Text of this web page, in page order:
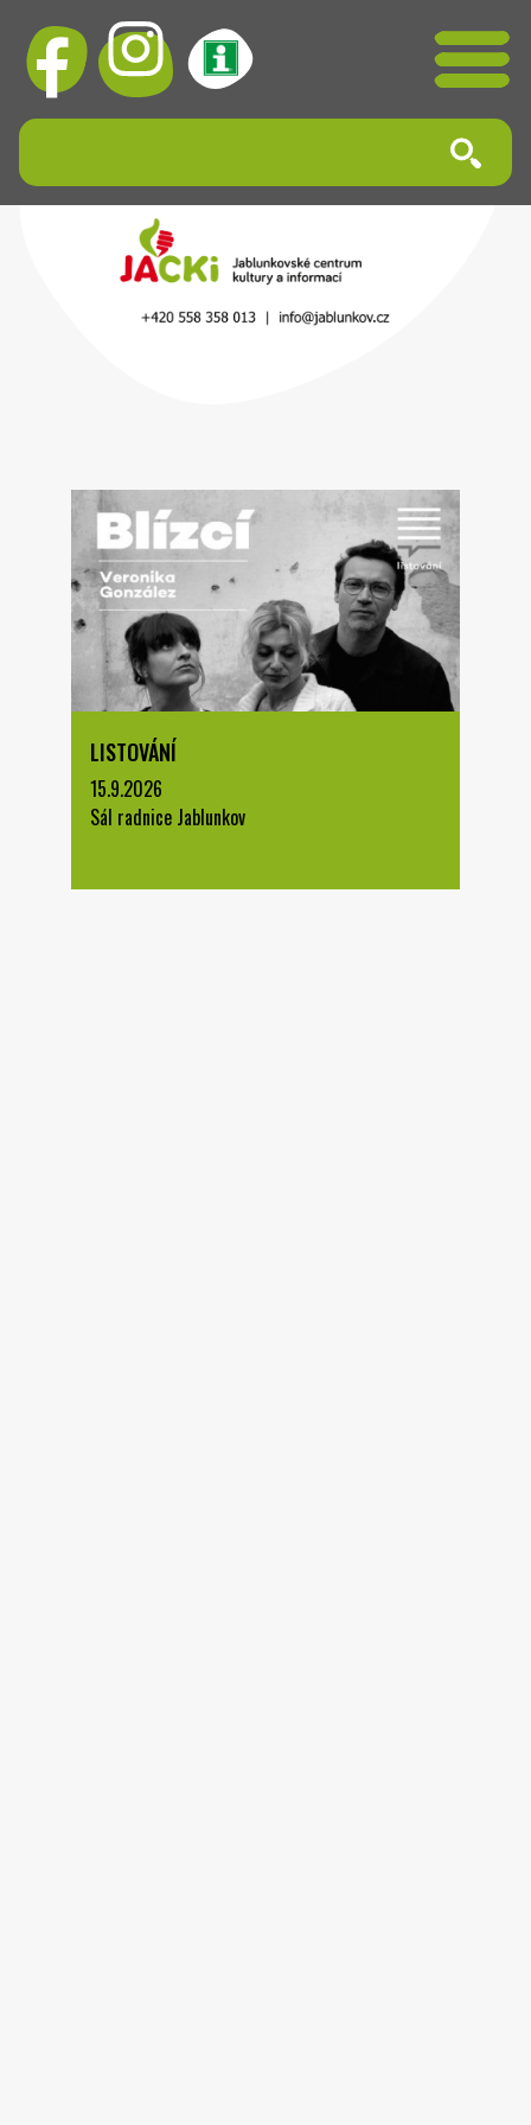
LISTOVÁNÍ
15.9.2026
Sál radnice Jablunkov